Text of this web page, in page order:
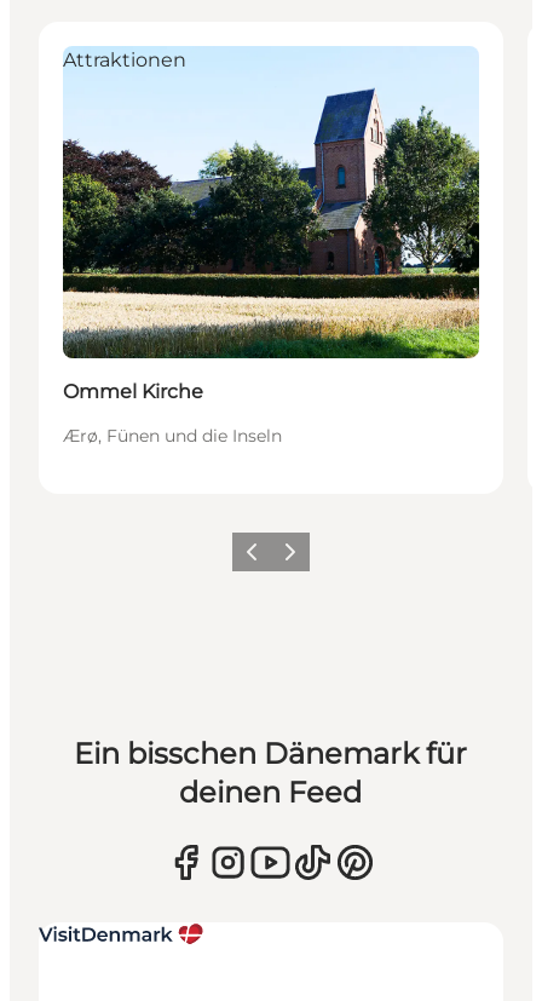
Attraktionen
Ommel Kirche
Ærø, Fünen und die Inseln
ZurückWeiter
Ein bisschen Dänemark für
deinen Feed